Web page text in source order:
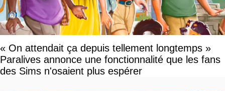
« On attendait ça depuis tellement longtemps »
Paralives annonce une fonctionnalité que les fans
des Sims n'osaient plus espérer